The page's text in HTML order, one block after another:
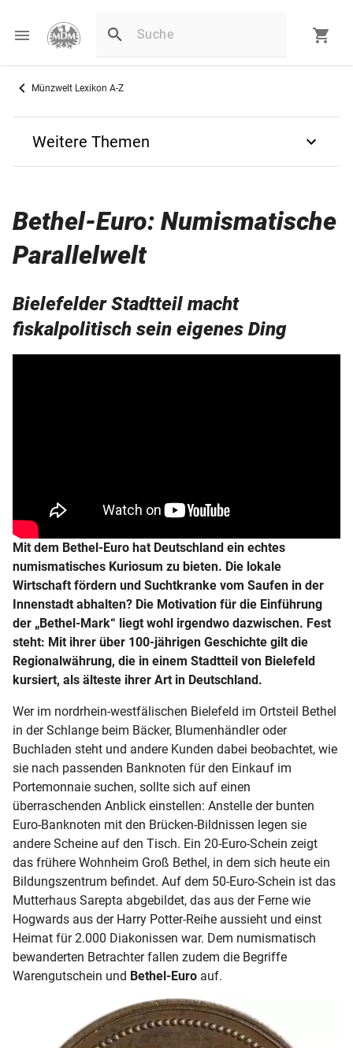
Münzwelt Lexikon A-Z
Weitere Themen
B
Bankfrisch
Berner
Bethel-Euro
Biessli
Blaugold
Brakteat
Bullionmünzen
Bethel-Euro: Numismatische
Parallelwelt
Bielefelder Stadtteil macht
fiskalpolitisch sein eigenes Ding
Mit dem Bethel-Euro hat Deutschland ein echtes
numismatisches Kuriosum zu bieten. Die lokale
Wirtschaft fördern und Suchtkranke vom Saufen in der
Innenstadt abhalten? Die Motivation für die Einführung
der „Bethel-Mark“ liegt wohl irgendwo dazwischen. Fest
steht: Mit ihrer über 100-jährigen Geschichte gilt die
Regionalwährung, die in einem Stadtteil von Bielefeld
kursiert, als älteste ihrer Art in Deutschland.
Wer im nordrhein-westfälischen Bielefeld im Ortsteil Bethel
in der Schlange beim Bäcker, Blumenhändler oder
Buchladen steht und andere Kunden dabei beobachtet, wie
sie nach passenden Banknoten für den Einkauf im
Portemonnaie suchen, sollte sich auf einen
überraschenden Anblick einstellen: Anstelle der bunten
Euro-Banknoten mit den Brücken-Bildnissen legen sie
andere Scheine auf den Tisch. Ein 20-Euro-Schein zeigt
das frühere Wohnheim Groß Bethel, in dem sich heute ein
Bildungszentrum befindet. Auf dem 50-Euro-Schein ist das
Mutterhaus Sarepta abgebildet, das aus der Ferne wie
Hogwards aus der Harry Potter-Reihe aussieht und einst
Heimat für 2.000 Diakonissen war. Dem numismatisch
bewanderten Betrachter fallen zudem die Begriffe
Warengutschein und Bethel-Euro auf.